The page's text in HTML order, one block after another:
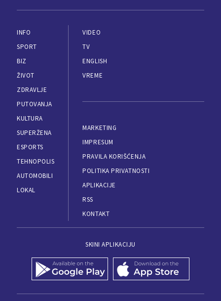
INFO
SPORT
BIZ
ŽIVOT
ZDRAVLJE
PUTOVANJA
KULTURA
SUPERŽENA
ESPORTS
TEHNOPOLIS
AUTOMOBILI
LOKAL
VIDEO
TV
ENGLISH
VREME
MARKETING
IMPRESUM
PRAVILA KORIŠĆENJA
POLITIKA PRIVATNOSTI
APLIKACIJE
RSS
KONTAKT
SKINI APLIKACIJU